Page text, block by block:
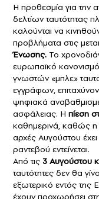
Η προθεσμία για την
δελτίων ταυτότητας
καλούνται να
προβλήματα στις
Ένωσης. Το
ευρωπαϊκό
γνωστών «μπλε»
εγγράφων,
ψηφιακά
ασφάλειας. Η πίεση
καθημερινά, καθώς η
αρχές Αυγούστου έχει
ραντεβού εντείνεται.
Από τις 3 Αυγούστου
ταυτότητες δεν θα
εξωτερικό εντός της
έχουν προχωρήσει